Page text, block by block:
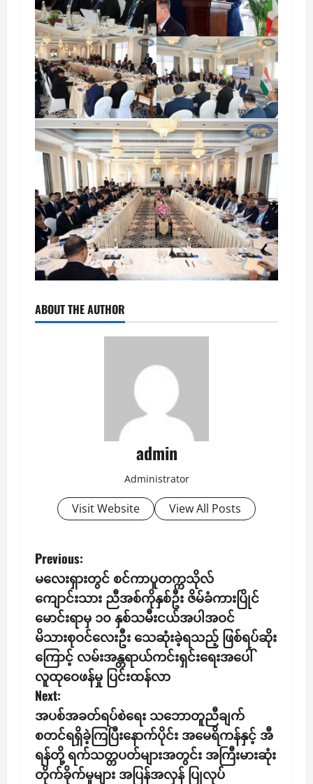
ABOUT THE AUTHOR
admin
Administrator
Visit Website View All Posts
P
o
s
t
n
a
v
i
Previous:
​မလေးရှားတွင် စင်ကာပူတက္ကသိုလ်
ကျောင်းသား ညီအစ်ကိုနှစ်ဦး ဇိမ်ခံကားပြိုင်
မောင်းရာမှ ၁၀ နှစ်သမီးငယ်အပါအဝင်
မိသားစုဝင်လေးဦး သေဆုံးခဲ့ရသည့် ဖြစ်ရပ်ဆိုး
ကြောင့် လမ်းအန္တရာယ်ကင်းရှင်းရေးအပေါ်
လူထုဝေဖန်မှု ပြင်းထန်လာ
Next:
အပစ်အခတ်ရပ်စဲရေး သဘောတူညီချက်
စတင်ရရှိခဲ့ကြပြီးနောက်ပိုင်း အမေရိကန်နှင့် အီ
ရန်တို့ ရက်သတ္တပတ်များအတွင်း အကြီးမားဆုံး
တိုက်ခိုက်မှုများ အပြန်အလှန် ပြုလုပ်